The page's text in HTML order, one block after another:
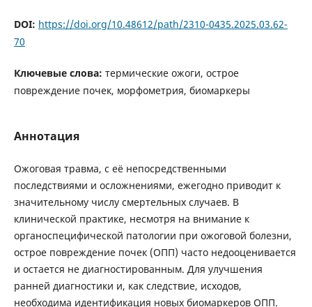
DOI: https://doi.org/10.48612/path/2310-0435.2025.03.62-
70
Ключевые слова: термические ожоги, острое
повреждение почек, морфометрия, биомаркеры
Аннотация
Ожоговая травма, с её непосредственными
последствиями и осложнениями, ежегодно приводит к
значительному числу смертельных случаев. В
клинической практике, несмотря на внимание к
органоспецифической патологии при ожоговой болезни,
острое повреждение почек (ОПП) часто недооценивается
и остается не диагностированным. Для улучшения
ранней диагностики и, как следствие, исходов,
необходима идентификация новых биомаркеров ОПП.